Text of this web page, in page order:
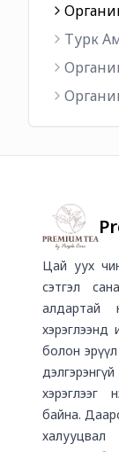
Турк
Цай уух
сэтгэл
алдартай
болон
хэрэглээг
байна.
халууцвал